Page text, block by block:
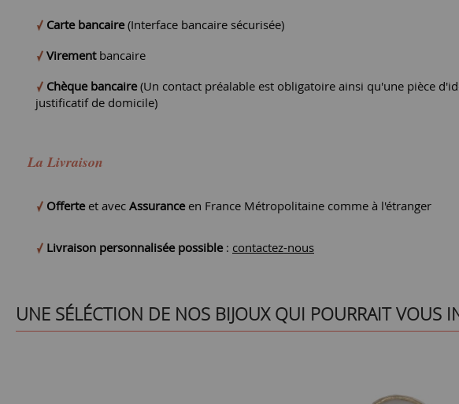
Carte bancaire(Interface bancaire sécurisée)
Virementbancaire
Chèque bancaire(Un contact préalable est obligatoire ainsi qu'une pièce
justificatif de domicile)
La Livraison
Offerteet avec Assuranceen France Métropolitaine comme à l'étranger
Livraison personnalisée possible : contactez-nous
UNE SÉLÉCTION DE NOS BIJOUX QUI POURRAIT VOUS